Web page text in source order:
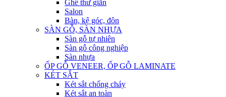
Ghế thư giãn
Salon
Bàn, kệ góc, đôn
SÀN GỖ, SÀN NHỰA
Sàn gỗ tự nhiên
Sàn gỗ công nghiệp
Sàn nhựa
ỐP GỖ VENEER, ỐP GỖ LAMINATE
KÉT SẮT
Két sắt chống cháy
Két sắt an toàn